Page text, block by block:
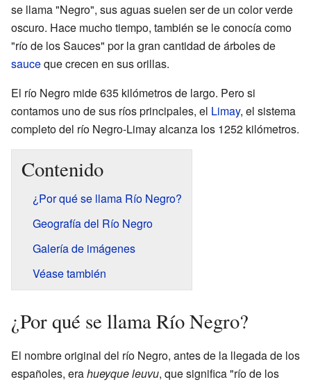
se llama "Negro", sus aguas suelen ser de un color verde
oscuro. Hace mucho tiempo, también se le conocía como
"río de los Sauces" por la gran cantidad de árboles de
sauceque crecen en sus orillas.
El río Negro mide 635 kilómetros de largo. Pero si
contamos uno de sus ríos principales, el Limay, el sistema
completo del río Negro-Limay alcanza los 1252 kilómetros.
Contenido
¿Por qué se llama Río Negro?
Geografía del Río Negro
Galería de imágenes
Véase también
¿Por qué se llama Río Negro?
El nombre original del río Negro, antes de la llegada de los
españoles, erahueyque leuvu, que significa "río de los